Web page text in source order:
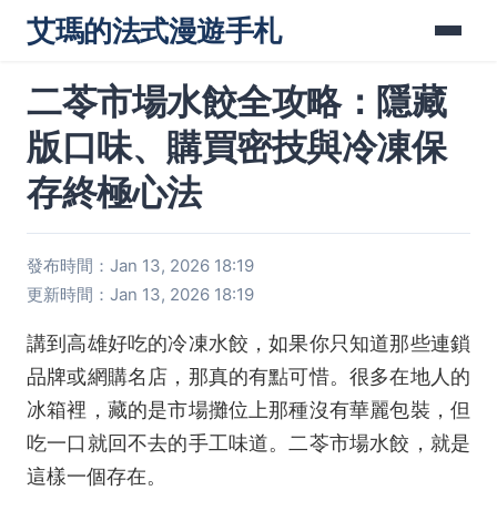
艾瑪的法式漫遊手札
二苓市場水餃全攻略：隱藏
版口味、購買密技與冷凍保
存終極心法
發布時間：Jan 13, 2026 18:19
更新時間：Jan 13, 2026 18:19
講到高雄好吃的冷凍水餃，如果你只知道那些連鎖
品牌或網購名店，那真的有點可惜。很多在地人的
冰箱裡，藏的是市場攤位上那種沒有華麗包裝，但
吃一口就回不去的手工味道。二苓市場水餃，就是
這樣一個存在。